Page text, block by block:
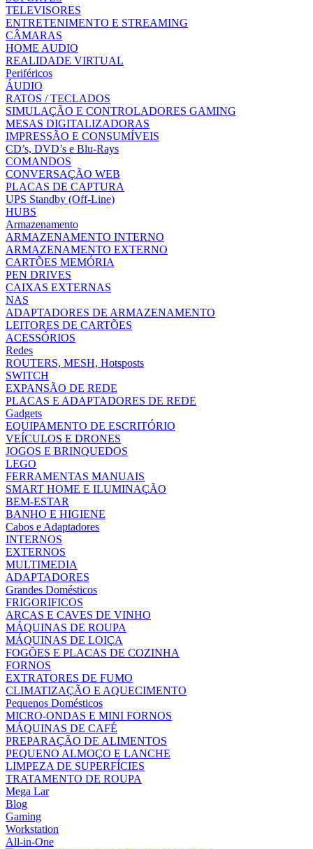
TELEVISORES
ENTRETENIMENTO E STREAMING
CÂMARAS
HOME AUDIO
REALIDADE VIRTUAL
Periféricos
ÁUDIO
RATOS / TECLADOS
SIMULAÇÃO E CONTROLADORES GAMING
MESAS DIGITALIZADORAS
IMPRESSÃO E CONSUMÍVEIS
CD’s, DVD’s e Blu-Rays
COMANDOS
CONVERSAÇÃO WEB
PLACAS DE CAPTURA
UPS Standby (Off-Line)
HUBS
Armazenamento
ARMAZENAMENTO INTERNO
ARMAZENAMENTO EXTERNO
CARTÕES MEMÓRIA
PEN DRIVES
CAIXAS EXTERNAS
NAS
ADAPTADORES DE ARMAZENAMENTO
LEITORES DE CARTÕES
ACESSÓRIOS
Redes
ROUTERS, MESH, Hotsposts
SWITCH
EXPANSÃO DE REDE
PLACAS E ADAPTADORES DE REDE
Gadgets
EQUIPAMENTO DE ESCRITÓRIO
VEÍCULOS E DRONES
JOGOS E BRINQUEDOS
LEGO
FERRAMENTAS MANUAIS
SMART HOME E ILUMINAÇÃO
BEM-ESTAR
BANHO E HIGIENE
Cabos e Adaptadores
INTERNOS
EXTERNOS
MULTIMEDIA
ADAPTADORES
Grandes Domésticos
FRIGORIFICOS
ARCAS E CAVES DE VINHO
MÁQUINAS DE ROUPA
MÁQUINAS DE LOIÇA
FOGÕES E PLACAS DE COZINHA
FORNOS
EXTRATORES DE FUMO
CLIMATIZAÇÃO E AQUECIMENTO
Pequenos Domésticos
MICRO-ONDAS E MINI FORNOS
MÁQUINAS DE CAFÉ
PREPARAÇÃO DE ALIMENTOS
PEQUENO ALMOÇO E LANCHE
LIMPEZA DE SUPERFÍCIES
TRATAMENTO DE ROUPA
Mega Lar
Blog
Gaming
Workstation
All-in-One